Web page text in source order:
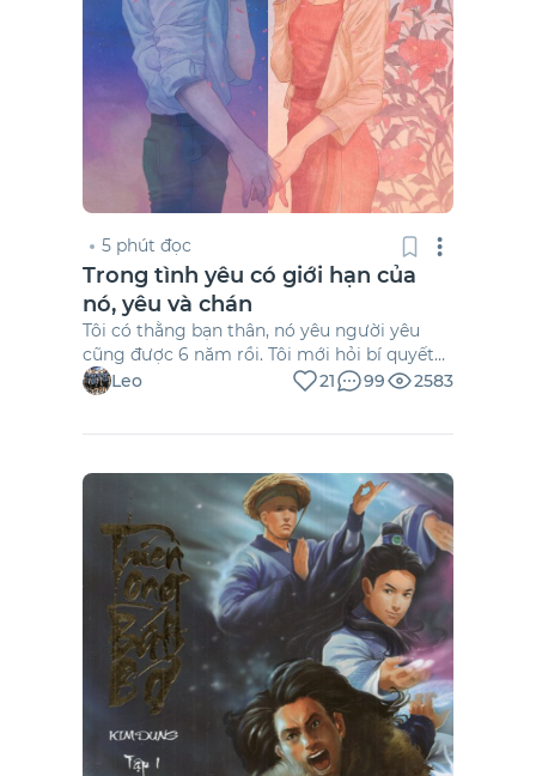
5 phút đọc
Trong tình yêu có giới hạn của
nó, yêu và chán
Tôi có thằng bạn thân, nó yêu người yêu
cũng được 6 năm rồi. Tôi mới hỏi bí quyết
yêu lâu vậy là gì ? có bao giờ cãi nhau hay
không? Giận nhau thì giận mấy ngày ? Ai
bao giờ tôi thấy nó phàn nàn hay để tâm
người khác. Kiểu sau nhiều năm vẫn cho
nhau là tất cả ấy …
Leo 21 99 2583